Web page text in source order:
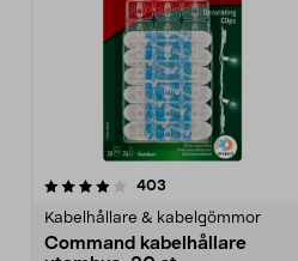
403
Kabelhållare & kabelgömmor
Command kabelhållare
4.5av 5 stjärnor